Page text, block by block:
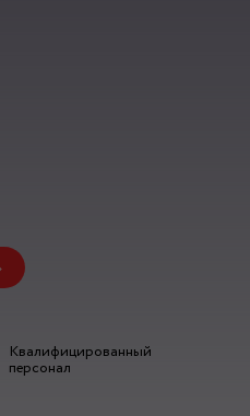
Квалифицированный
персонал